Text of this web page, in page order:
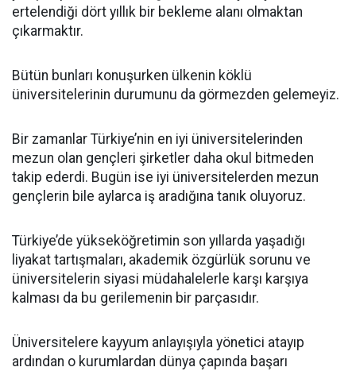
ertelendiği dört yıllık bir bekleme alanı olmaktan
çıkarmaktır.
Bütün bunları konuşurken ülkenin köklü
üniversitelerinin durumunu da görmezden gelemeyiz.
Bir zamanlar Türkiye’nin en iyi üniversitelerinden
mezun olan gençleri şirketler daha okul bitmeden
takip ederdi. Bugün ise iyi üniversitelerden mezun
gençlerin bile aylarca iş aradığına tanık oluyoruz.
Türkiye’de yükseköğretimin son yıllarda yaşadığı
liyakat tartışmaları, akademik özgürlük sorunu ve
üniversitelerin siyasi müdahalelerle karşı karşıya
kalması da bu gerilemenin bir parçasıdır.
Üniversitelere kayyum anlayışıyla yönetici atayıp
ardından o kurumlardan dünya çapında başarı